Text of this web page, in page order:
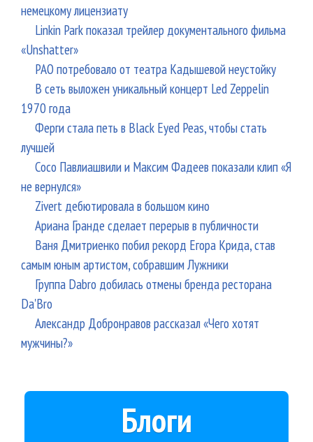
немецкому лицензиату
Linkin Park показал трейлер документального фильма
«Unshatter»
РАО потребовало от театра Кадышевой неустойку
В сеть выложен уникальный концерт Led Zeppelin
1970 года
Ферги стала петь в Black Eyed Peas, чтобы стать
лучшей
Сосо Павлиашвили и Максим Фадеев показали клип «Я
не вернулся»
Zivert дебютировала в большом кино
Ариана Гранде сделает перерыв в публичности
Ваня Дмитриенко побил рекорд Егора Крида, став
самым юным артистом, собравшим Лужники
Группа Dabro добилась отмены бренда ресторана
Da'Bro
Александр Добронравов рассказал «Чего хотят
мужчины?»
Блоги